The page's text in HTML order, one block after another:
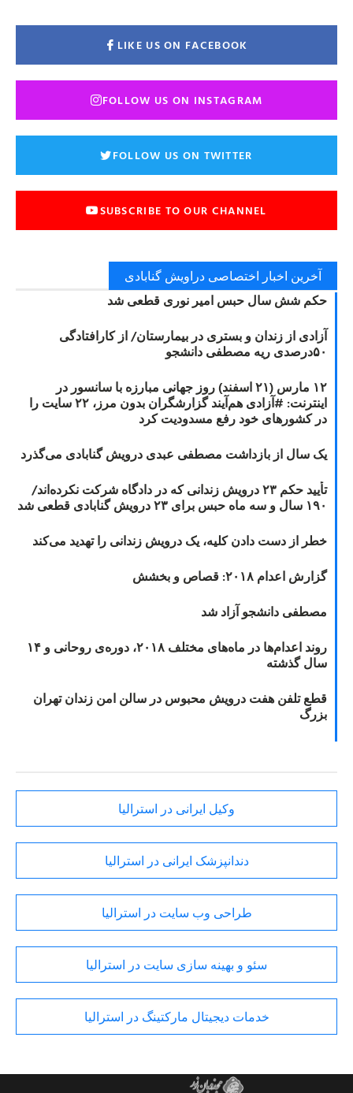
LIKE US ON FACEBOOK
FOLLOW US ON INSTAGRAM
FOLLOW US ON TWITTER
SUBSCRIBE TO OUR CHANNEL
آخرین اخبار اختصاصی دراویش گنابادی
حکم شش سال حبس امیر نوری قطعی شد
آزادی از زندان و بستری در بیمارستان/ از کارافتادگی
۵۰درصدی ریه مصطفی دانشجو
۱۲ مارس (۲۱ اسفند) روز جهانی مبارزه با سانسور در
اینترنت: #آزادی هم‌آیند گزارشگران‌ بدون مرز، ۲۲ سایت را
در کشورهای خود رفع مسدودیت کرد
یک سال از بازداشت مصطفی عبدی درویش گنابادی می‌گذرد
تأیید حکم ۲۳ درویش زندانی که در دادگاه شرکت نکرده‌اند/
۱۹۰ سال و سه ماه حبس برای ۲۳ درویش گنابادی قطعی شد
خطر از دست دادن کلیه، یک درویش زندانی را تهدید می‌کند
گزارش اعدام ۲۰۱۸: قصاص و بخشش
مصطفی دانشجو آزاد شد
روند اعدام‌ها در ماه‌های مختلف ۲۰۱۸، دوره‌ی روحانی و ۱۴
سال گذشته
قطع تلفن هفت درویش محبوس در سالن امن زندان تهران
بزرگ
وکیل ایرانی در استرالیا
دندانپزشک ایرانی در استرالیا
طراحی وب سایت در استرالیا
سئو و بهینه سازی سایت در استرالیا
خدمات دیجیتال مارکتینگ در استرالیا